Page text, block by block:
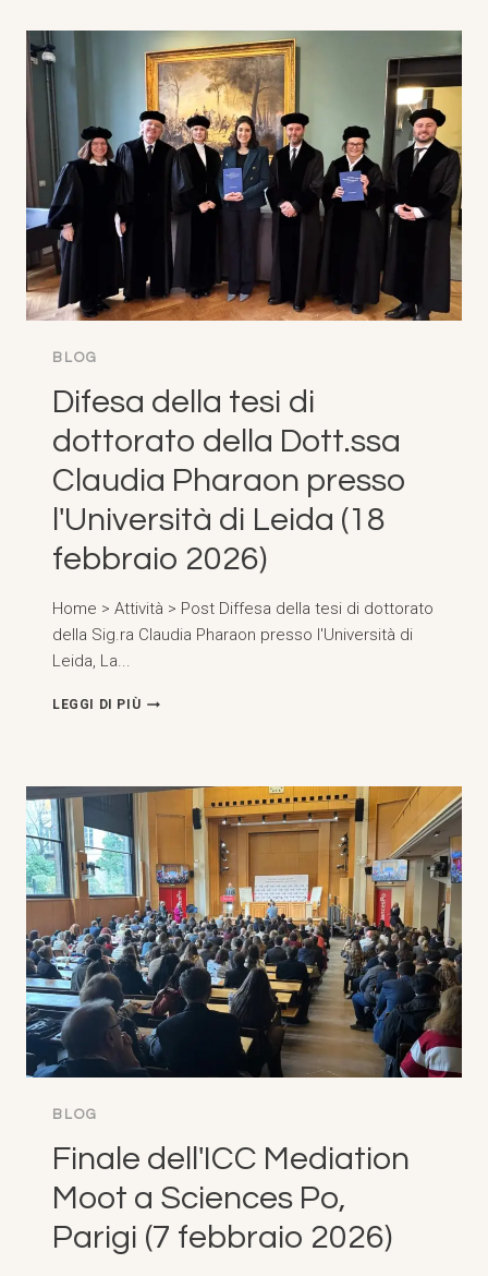
PROGRAMMA
AVANZATO
DI
DIRITTO
INTERNAZIONALE
PER
GIUDICI
ASEAN,
MANILA
FEBBRAIO
2026)
BLOG
Difesa della tesi di
dottorato della Dott.ssa
Claudia Pharaon presso
l'Università di Leida (18
febbraio 2026)
Home > Attività > Post Diffesa della tesi di dottorato
della Sig.ra Claudia Pharaon presso l'Università di
Leida, La...
LEGGI DI PIÙDIFESA
DOTT.SSA
CLAUDIA
PHARAON
PRESSO
L'UNIVERSITÀ
DI
LEIDA
(18
FEBBRAIO
2026)
BLOG
Finale dell'ICC Mediation
Moot a Sciences Po,
Parigi (7 febbraio 2026)